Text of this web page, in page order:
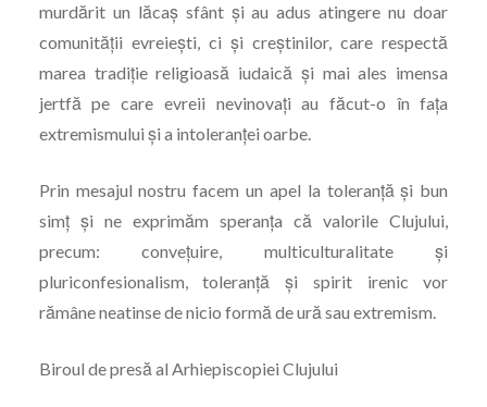
murdărit un lăcaș sfânt și au adus atingere nu doar
comunității evreiești, ci și creștinilor, care respectă
marea tradiţie religioasă iudaică şi mai ales imensa
jertfă pe care evreii nevinovaţi au făcut-o în faţa
extremismului şi a intoleranţei oarbe.
Prin mesajul nostru facem un apel la toleranță și bun
simț și ne exprimăm speranța că valorile Clujului,
precum: conveţuire, multiculturalitate şi
pluriconfesionalism, toleranţă şi spirit irenic vor
rămâne neatinse de nicio formă de ură sau extremism.
Biroul de presă al Arhiepiscopiei Clujului